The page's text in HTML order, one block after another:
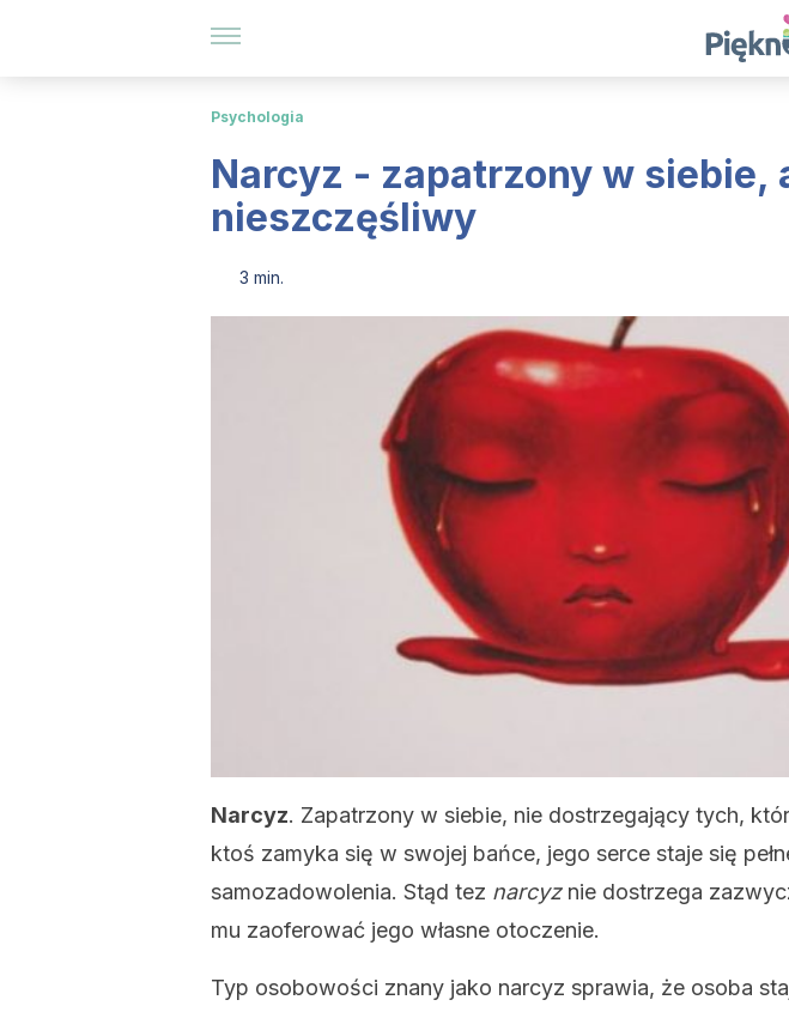
Psychologia
Narcyz - zapatrzony w siebie,
nieszczęśliwy
3 min.
Narcyz. Zapatrzony w siebie, nie dostrzegający tych,
ktoś zamyka się w swojej bańce, jego serce staje się
samozadowolenia. Stąd tez narcyznie dostrzega
mu zaoferować jego własne otoczenie.
Typ osobowości znany jako narcyz sprawia, że osoba